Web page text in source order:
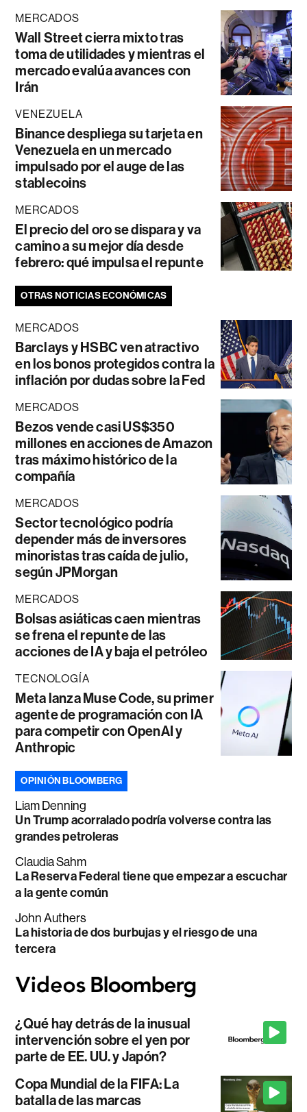
MERCADOS
Wall Street cierra mixto tras
toma de utilidades y mientras el
mercado evalúa avances con
Irán
VENEZUELA
Binance despliega su tarjeta en
Venezuela en un mercado
impulsado por el auge de las
stablecoins
MERCADOS
El precio del oro se dispara y va
camino a su mejor día desde
febrero: qué impulsa el repunte
OTRAS NOTICIAS ECONÓMICAS
MERCADOS
Barclays y HSBC ven atractivo
en los bonos protegidos contra la
inflación por dudas sobre la Fed
MERCADOS
Bezos vende casi US$350
millones en acciones de Amazon
tras máximo histórico de la
compañía
MERCADOS
Sector tecnológico podría
depender más de inversores
minoristas tras caída de julio,
según JPMorgan
MERCADOS
Bolsas asiáticas caen mientras
se frena el repunte de las
acciones de IA y baja el petróleo
TECNOLOGÍA
Meta lanza Muse Code, su primer
agente de programación con IA
para competir con OpenAI y
Anthropic
OPINIÓN BLOOMBERG
Liam Denning
Un Trump acorralado podría volverse contra las
grandes petroleras
Claudia Sahm
La Reserva Federal tiene que empezar a escuchar
a la gente común
John Authers
La historia de dos burbujas y el riesgo de una
tercera
¿Qué hay detrás de la inusual
intervención sobre el yen por
parte de EE. UU. y Japón?
Copa Mundial de la FIFA: La
batalla de las marcas